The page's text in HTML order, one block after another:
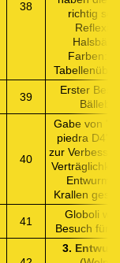
38
richtig
Farben:
39
Erster
40
Gabe von
piedra D4"-
zur
Krallen
41
Globoli
Besuch für
3.